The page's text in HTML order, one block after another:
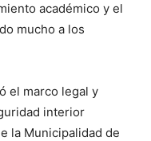
académico y el
mucho a los
el marco legal y
interior
la Municipalidad de